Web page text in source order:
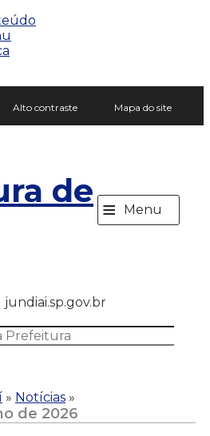
Alto contraste Mapa do site
de ≡ Menu
» Notícias »
de 2026